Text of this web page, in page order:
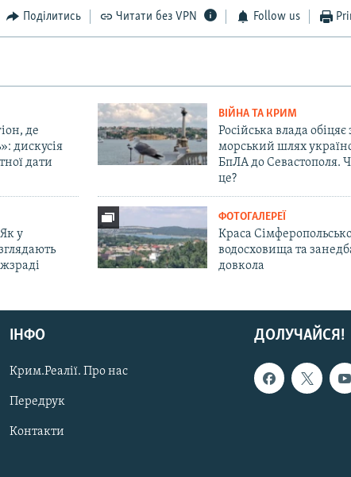
Поділитись Читати без VPN Follow us
де
дискусія
дати
ВІЙНА ТА КРИМ
Російська влада
морський шлях
БпЛА до Севастополя.
це?
у
ФОТОГАЛЕРЕЇ
Краса
водосховища та
довкола
ДОЛУЧАЙСЯ!
ІНФО
Крим.Реалії. Про нас
Передрук
Контакти